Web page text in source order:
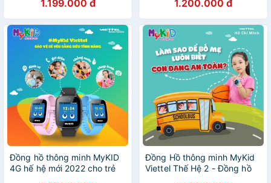
hành 6 tháng tặng sim định
vị
1.199.000 đ
CÓ REMOTE- thiết bị định vị
giá rẻ nhất
1.200.000 đ
Đồng hồ thông minh MyKID
4G hế hệ mới 2022 cho trẻ
Đồng Hồ thông minh MyKid
Viettel Thế Hệ 2 - Đồng hồ